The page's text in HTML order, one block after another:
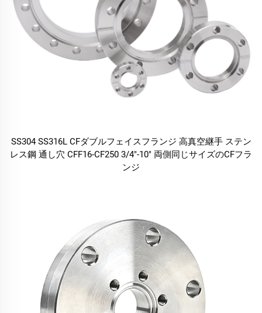
SS304 SS316L CFダブルフェイスフランジ 高真空継手 ステン
レス鋼 通し穴 CFF16-CF250 3/4"-10" 両側同じサイズのCFフラ
ンジ